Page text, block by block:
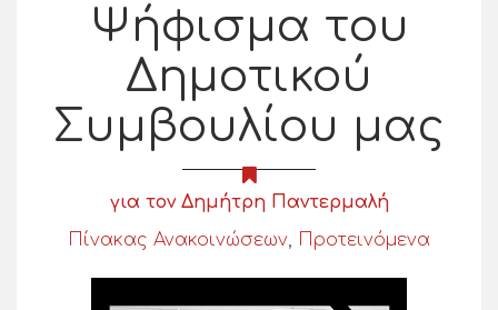
Ψήφισμα του
Δημοτικού
Συμβουλίου μας
για τον Δημήτρη Παντερμαλή
Πίνακας Ανακοινώσεων, Προτεινόμενα